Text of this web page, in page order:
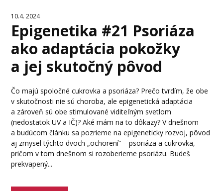
10.4. 2024
Epigenetika #21 Psoriáza
ako adaptácia pokožky
a jej skutočný pôvod
Čo majú spoločné cukrovka a psoriáza? Prečo tvrdím, že obe
v skutočnosti nie sú choroba, ale epigenetická adaptácia
a zároveň sú obe stimulované viditeľným svetlom
(nedostatok UV a IČ)? Aké mám na to dôkazy? V dnešnom
a budúcom článku sa pozrieme na epigeneticky rozvoj, pôvod
aj zmysel týchto dvoch „ochorení“ – psoriáza a cukrovka,
pričom v tom dnešnom si rozoberieme psoriázu. Budeš
prekvapený...